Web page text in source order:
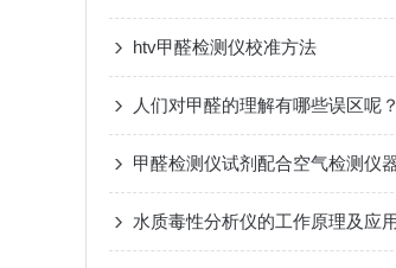
htv甲醛检测仪校准方法
人们对甲醛的理解有哪些误区呢？